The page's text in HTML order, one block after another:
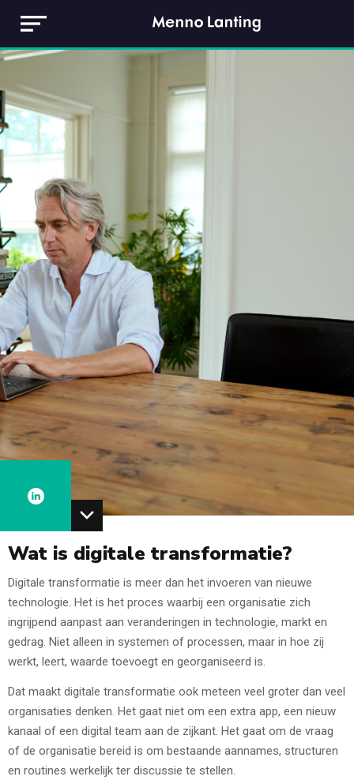
Wat is digitale transformatie?
Digitale transformatie is meer dan het invoeren van nieuwe
technologie. Het is het proces waarbij een organisatie zich
ingrijpend aanpast aan veranderingen in technologie, markt en
gedrag. Niet alleen in systemen of processen, maar in hoe zij
werkt, leert, waarde toevoegt en georganiseerd is.
Dat maakt digitale transformatie ook meteen veel groter dan veel
organisaties denken. Het gaat niet om een extra app, een nieuw
kanaal of een digital team aan de zijkant. Het gaat om de vraag
of de organisatie bereid is om bestaande aannames, structuren
en routines werkelijk ter discussie te stellen.